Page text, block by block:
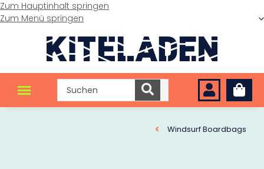
Zum Hauptinhalt springen
Zum Menü springen
Windsurf Boardbags